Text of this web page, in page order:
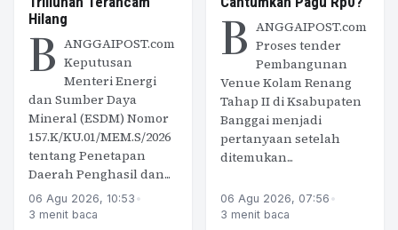
Hilang
B ANGGAIPOST.com
Keputusan
Menteri Energi
dan Sumber Daya
Mineral (ESDM) Nomor
157.K/KU.01/MEM.S/2026
tentang Penetapan
Daerah Penghasil dan...
06 Agu 2026, 10:53 •
3 menit baca
B ANGGAIPOST.com
Proses tender
Pembangunan
Venue Kolam Renang
Tahap II di Ksabupaten
Banggai menjadi
pertanyaan setelah
ditemukan...
06 Agu 2026, 07:56 •
3 menit baca